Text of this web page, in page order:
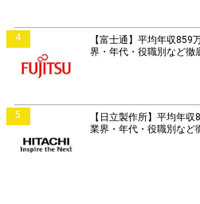
4
【富士通】平均年収859
界・年代・役職別など徹
5
【日立製作所】平均年収
業界・年代・役職別など